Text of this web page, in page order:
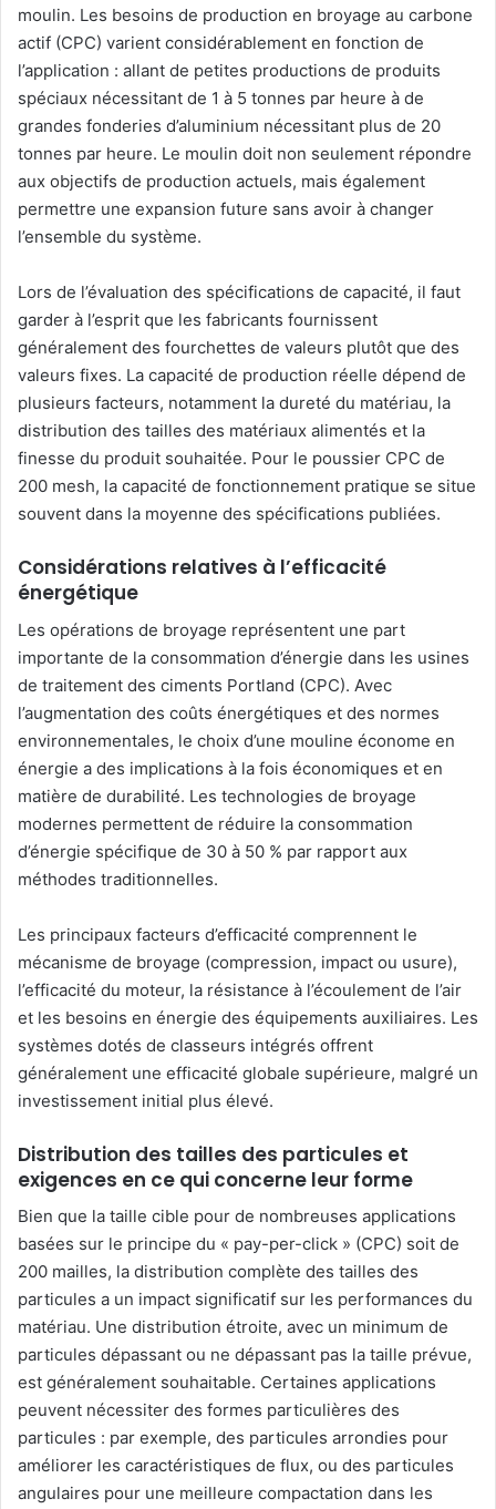
moulin. Les besoins de production en broyage au carbone
actif (CPC) varient considérablement en fonction de
l’application : allant de petites productions de produits
spéciaux nécessitant de 1 à 5 tonnes par heure à de
grandes fonderies d’aluminium nécessitant plus de 20
tonnes par heure. Le moulin doit non seulement répondre
aux objectifs de production actuels, mais également
permettre une expansion future sans avoir à changer
l’ensemble du système.
Lors de l’évaluation des spécifications de capacité, il faut
garder à l’esprit que les fabricants fournissent
généralement des fourchettes de valeurs plutôt que des
valeurs fixes. La capacité de production réelle dépend de
plusieurs facteurs, notamment la dureté du matériau, la
distribution des tailles des matériaux alimentés et la
finesse du produit souhaitée. Pour le poussier CPC de
200 mesh, la capacité de fonctionnement pratique se situe
souvent dans la moyenne des spécifications publiées.
Considérations relatives à l’efficacité
énergétique
Les opérations de broyage représentent une part
importante de la consommation d’énergie dans les usines
de traitement des ciments Portland (CPC). Avec
l’augmentation des coûts énergétiques et des normes
environnementales, le choix d’une mouline économe en
énergie a des implications à la fois économiques et en
matière de durabilité. Les technologies de broyage
modernes permettent de réduire la consommation
d’énergie spécifique de 30 à 50 % par rapport aux
méthodes traditionnelles.
Les principaux facteurs d’efficacité comprennent le
mécanisme de broyage (compression, impact ou usure),
l’efficacité du moteur, la résistance à l’écoulement de l’air
et les besoins en énergie des équipements auxiliaires. Les
systèmes dotés de classeurs intégrés offrent
généralement une efficacité globale supérieure, malgré un
investissement initial plus élevé.
Distribution des tailles des particules et
exigences en ce qui concerne leur forme
Bien que la taille cible pour de nombreuses applications
basées sur le principe du « pay-per-click » (CPC) soit de
200 mailles, la distribution complète des tailles des
particules a un impact significatif sur les performances du
matériau. Une distribution étroite, avec un minimum de
particules dépassant ou ne dépassant pas la taille prévue,
est généralement souhaitable. Certaines applications
peuvent nécessiter des formes particulières des
particules : par exemple, des particules arrondies pour
améliorer les caractéristiques de flux, ou des particules
angulaires pour une meilleure compactation dans les